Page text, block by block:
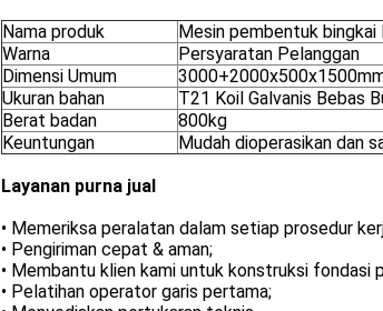
Nama produk
Mesin pembentuk
Warna
Persyaratan Pelanggan
Dimensi Umum
Ukuran bahan
T21 Koil Galvanis Bebas
Berat badan
800kg
Keuntungan
Mudah dioperasikan dan
Layanan purna jual
• Memeriksa peralatan dalam setiap prosedur
• Pengiriman cepat & aman;
• Membantu klien kami untuk konstruksi fondasi
• Pelatihan operator garis pertama;